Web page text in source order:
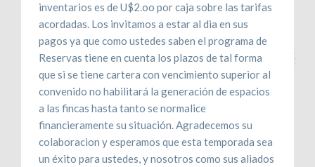
inventarios es de U$2.oo por caja sobre las tarifas
acordadas. Los invitamos a estar al dia en sus
pagos ya que como ustedes saben el programa de
Reservas tiene en cuenta los plazos de tal forma
que si se tiene cartera con vencimiento superior al
convenido no habilitará la generación de espacios
a las fincas hasta tanto se normalice
financieramente su situación. Agradecemos su
colaboracion y esperamos que esta temporada sea
un éxito para ustedes, y nosotros como sus aliados